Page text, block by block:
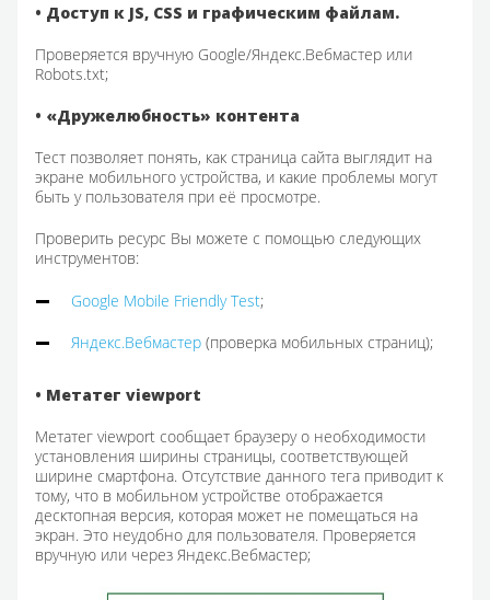
• Доступ к JS, CSS и графическим файлам.
Проверяется вручную Google/Яндекс.Вебмастер или
Robots.txt;
• «Дружелюбность» контента
Тест позволяет понять, как страница сайта выглядит на
экране мобильного устройства, и какие проблемы могут
быть у пользователя при её просмотре.
Проверить ресурс Вы можете с помощью следующих
инструментов:
Google Mobile Friendly Test;
Яндекс.Вебмастер (проверка мобильных страниц);
• Метатег viewport
Метатег viewport сообщает браузеру о необходимости
установления ширины страницы, соответствующей
ширине смартфона. Отсутствие данного тега приводит к
тому, что в мобильном устройстве отображается
десктопная версия, которая может не помещаться на
экран. Это неудобно для пользователя. Проверяется
вручную или через Яндекс.Вебмастер;